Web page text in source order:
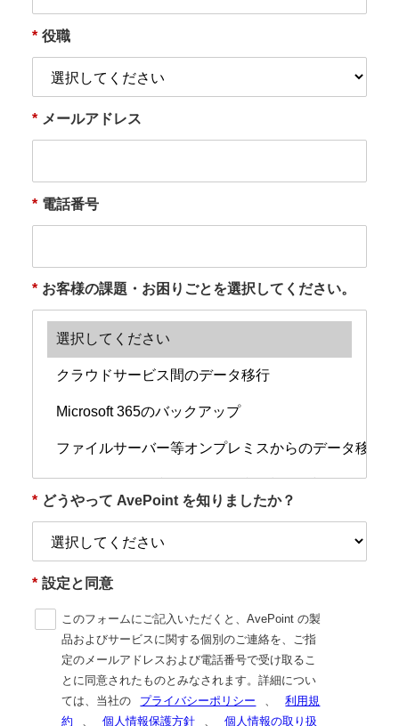
* 役職
* メールアドレス
* 電話番号
* お客様の課題・お困りごとを選択してください。
* どうやって AvePoint を知りましたか？
* 設定と同意
このフォームにご記入いただくと、AvePoint の製
品およびサービスに関する個別のご連絡を、ご指
定のメールアドレスおよび電話番号で受け取るこ
とに同意されたものとみなされます。詳細につい
ては、当社の
プライバシーポリシー 、
利用規
約
、 個人情報保護方針 、 個人情報の取り扱